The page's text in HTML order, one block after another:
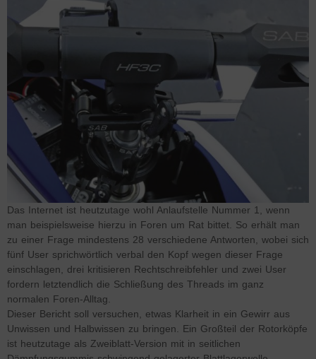
Das Internet ist heutzutage wohl Anlaufstelle Nummer 1, wenn
man beispielsweise hierzu in Foren um Rat bittet. So erhält man
zu einer Frage mindestens 28 verschiedene Antworten, wobei sich
fünf User sprichwörtlich verbal den Kopf wegen dieser Frage
einschlagen, drei kritisieren Rechtschreibfehler und zwei User
fordern letztendlich die Schließung des Threads im ganz
normalen Foren-Alltag.
Dieser Bericht soll versuchen, etwas Klarheit in ein Gewirr aus
Unwissen und Halbwissen zu bringen. Ein Großteil der Rotorköpfe
ist heutzutage als Zweiblatt-Version mit in seitlichen